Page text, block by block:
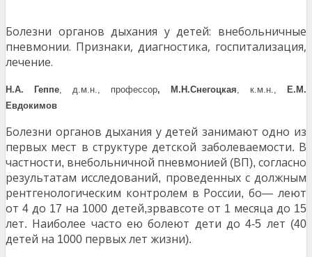
Болезни органов дыхания у детей: внебольничные
пневмонии. Признаки, диагностика, госпитализация,
лечение.
Н.А. Геппе, д.м.н., профессор, М.Н.Снегоцкая, к.м.н.,
Е.М.
Евдокимов
Болезни органов дыхания у детей занимают одно из
первых мест в структуре детской заболеваемости. В
частности, внебольничной пневмонией (ВП), согласно
результатам исследований, проведенных с должным
рентгенологическим контролем в России, бо— леют
от4до 17 на 1000 детей,зрвавсоте от 1 месяца до 15
лет. Наиболее часто ею болеют дети до4-5 лет (40
детей на 1000 первых лет жизни).